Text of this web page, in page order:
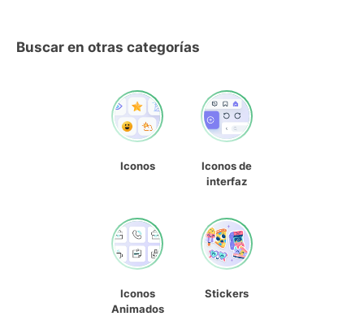
Buscar en otras categorías
Iconos
Iconos de
interfaz
Iconos
Animados
Stickers